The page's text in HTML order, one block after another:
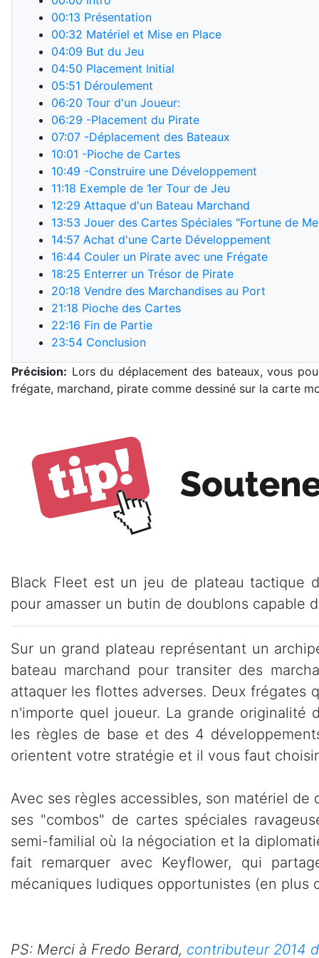
00:13 Présentation
00:32 Matériel et Mise en Place
04:09 But du Jeu
04:50 Placement Initial
05:51 Déroulement
06:20 Tour d'un Joueur:
06:29 -Placement du Pirate
07:07 -Déplacement des Bateaux
10:01 -Pioche de Cartes
10:49 -Construire une Développement
11:18 Exemple de 1er Tour de Jeu
12:29 Attaque d'un Bateau Marchand
13:53 Jouer des Cartes Spéciales "Fortune de
14:57 Achat d'une Carte Développement
16:44 Couler un Pirate avec une Frégate
18:25 Enterrer un Trésor de Pirate
20:18 Vendre des Marchandises au Port
21:18 Pioche des Cartes
22:16 Fin de Partie
23:54 Conclusion
Précision: Lors du déplacement des bateaux, vous
frégate, marchand, pirate comme dessiné sur la carte
Black Fleet est un jeu de plateau tactique
pour amasser un butin de doublons capable
Sur un grand plateau représentant un
bateau marchand pour transiter des
attaquer les flottes adverses. Deux frégates
n'importe quel joueur. La grande
les règles de base et des 4
orientent votre stratégie et il vous faut
Avec ses règles accessibles, son matériel
ses "combos" de cartes spéciales
semi-familial où la négociation et la
fait remarquer avec Keyflower, qui
mécaniques ludiques opportunistes (en plus
PS: Merci à Fredo Berard, contributeur 2014